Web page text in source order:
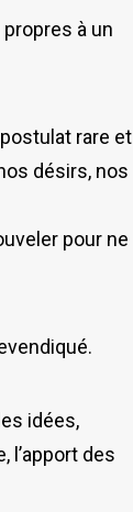
à un
rare et
désirs, nos
pour ne
idées,
l’apport des